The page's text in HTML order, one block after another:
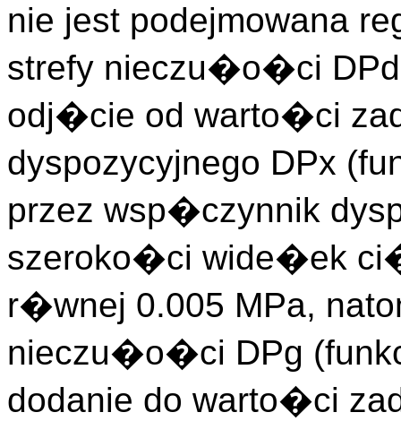
nie jest podejmowana
strefy nieczu�o�ci
odj�cie od warto�ci
dyspozycyjnego DPx
przez wsp�czynnik
szeroko�ci wide�ek
r�wnej 0.005 MPa,
nieczu�o�ci DPg
dodanie do warto�ci